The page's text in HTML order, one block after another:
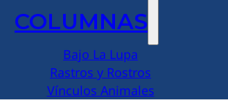
COLUMNAS
Bajo La Lupa
Rastros y Rostros
Vínculos Animales